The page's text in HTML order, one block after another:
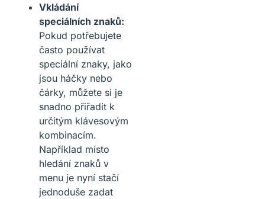
Vkládání
speciálních znaků:
Pokud potřebujete
často používat
speciální znaky, jako
jsou háčky nebo
čárky, můžete si je
snadno přiřadit k
určitým klávesovým
kombinacím.
Například místo
hledání znaků v
menu je nyní stačí
jednoduše zadat